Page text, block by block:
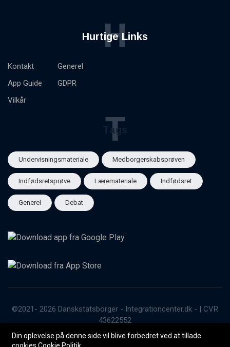
Hurtige Links
H
Kontakt
App Guide
Vilkår
Generel
GDPR
Tags
T
Undervisningsmateriale Medborgerskabsprøven
Indfødsretsprøve Læremateriale Indfødsret
Generel Debat
©2021- 2026 Danskstatsborger - Integrationcenter.dk - | CVR
43622552
Kontakt Generel App Guide
Din oplevelse på denne side vil blive forbedret ved at tillade